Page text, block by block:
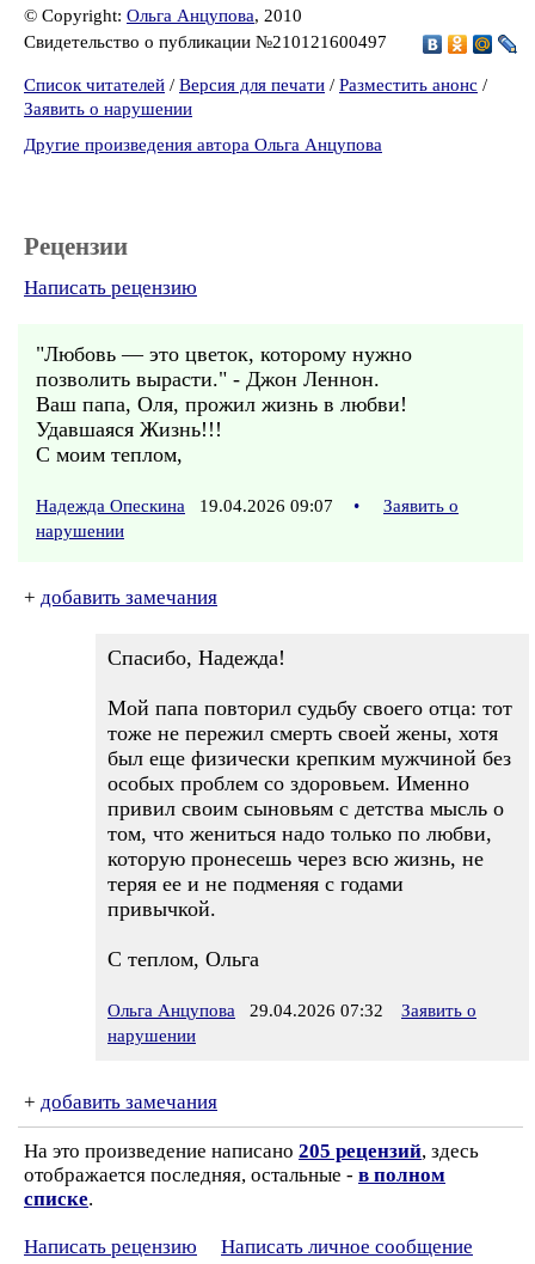
© Copyright: Ольга Анцупова, 2010
Свидетельство о публикации №210121600497
Список читателей / Версия для печати / Разместить анонс /
Заявить о нарушении
Другие произведения автора Ольга Анцупова
Рецензии
Написать рецензию
"Любовь — это цветок, которому нужно
позволить вырасти." - Джон Леннон.
Ваш папа, Оля, прожил жизнь в любви!
Удавшаяся Жизнь!!!
С моим теплом,
Надежда Опескина 19.04.2026 09:07 •
Заявить о
нарушении
+ добавить замечания
Спасибо, Надежда!
Мой папа повторил судьбу своего отца: тот
тоже не пережил смерть своей жены, хотя
был еще физически крепким мужчиной без
особых проблем со здоровьем. Именно
привил своим сыновьям с детства мысль о
том, что жениться надо только по любви,
которую пронесешь через всю жизнь, не
теряя ее и не подменяя с годами
привычкой.
С теплом, Ольга
Ольга Анцупова 29.04.2026 07:32
Заявить о
нарушении
+ добавить замечания
На это произведение написано 205 рецензий, здесь
отображается последняя, остальные - в полном
списке.
Написать рецензию
Написать личное сообщение